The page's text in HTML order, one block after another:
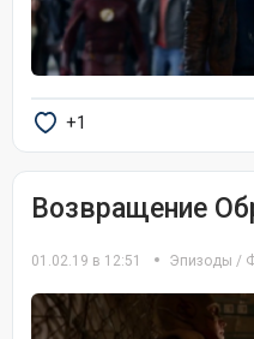
+1
Возвращение
01.02.19 в 12:51 Эпизоды /